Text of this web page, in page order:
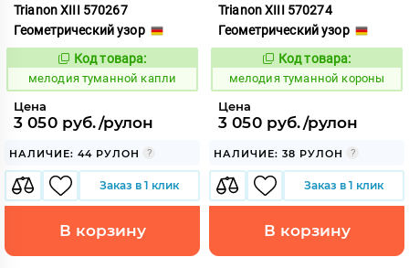
Trianon XIII 570267
Геометрический узор
966287
Код товара:
мелодия туманной капли
Цена
3 050 руб./рулон
НАЛИЧИЕ: 44 РУЛОН
Заказ в 1 клик
В корзину
Trianon XIII 570274
Геометрический узор
966288
Код товара:
мелодия туманной короны
Цена
3 050 руб./рулон
НАЛИЧИЕ: 38 РУЛОН
Заказ в 1 клик
В корзину